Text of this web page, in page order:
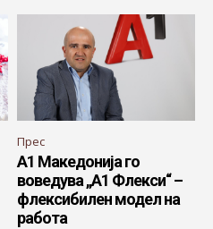
Прес
А1 Македонија го
воведува „А1 Флекси“ –
флексибилен модел на
работа